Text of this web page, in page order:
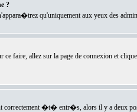
?
qu'uniquement aux yeux des
faire, allez sur la page de connexion et
correctement �t� entr�s, alors il y a deux